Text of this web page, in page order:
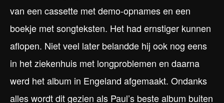
van een cassette met demo-opnames en een
boekje met songteksten. Het had ernstiger kunnen
aflopen. Niet veel later belandde hij ook nog eens
in het ziekenhuis met longproblemen en daarna
werd het album in Engeland afgemaakt. Ondanks
alles wordt dit gezien als Paul’s beste album buiten